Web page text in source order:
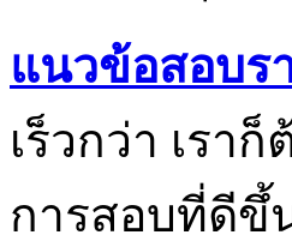
แนวข้อสอบร
เร็วกว่า เรา
การสอบที่ดีขึ้